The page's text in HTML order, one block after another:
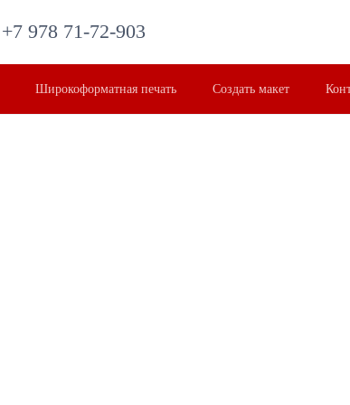
+7 978 71-72-903
Широкоформатная печать Создать макет